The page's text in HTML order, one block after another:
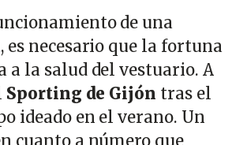
de una
necesario que la fortuna
a la salud del vestuario. A
Sporting de Gijón tras el
ideado en el verano. Un
cuanto a número que